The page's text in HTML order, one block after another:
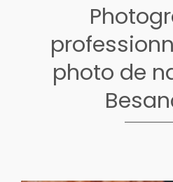
photo de